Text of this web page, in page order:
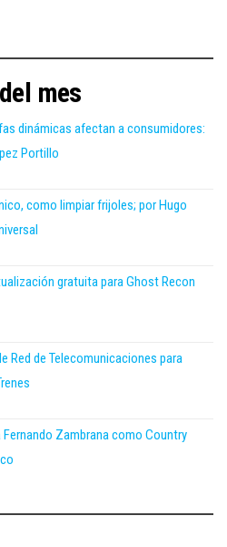
mes
dinámicas afectan a consumidores:
Portillo
como limpiar frijoles; por Hugo
gratuita para Ghost Recon
Red de Telecomunicaciones para
Fernando Zambrana como Country